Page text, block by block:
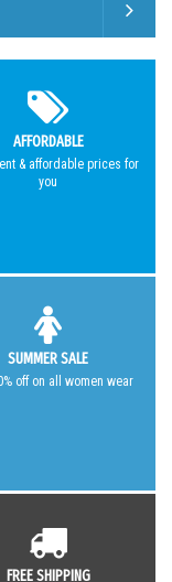
AFFORDABLE
& affordable prices for
you
SUMMER SALE
off on all women wear
FREE SHIPPING